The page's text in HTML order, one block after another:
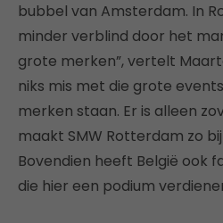
bubbel van Amsterdam. In
minder verblind door het
grote merken”, vertelt
niks mis met die grote
merken staan. Er is alleen
maakt SMW Rotterdam zo
Bovendien heeft België ook
die hier een podium